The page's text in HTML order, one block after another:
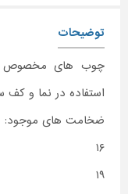
توضیحات
چوب های مخصوص
استفاده در نما و کف
ضخامت های موجود:
۱۶
۱۹